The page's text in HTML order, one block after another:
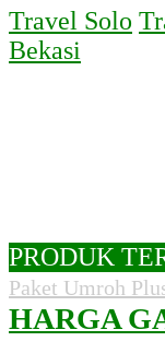
Travel Solo
Bekasi
PRODUK
Paket Umroh
HARGA